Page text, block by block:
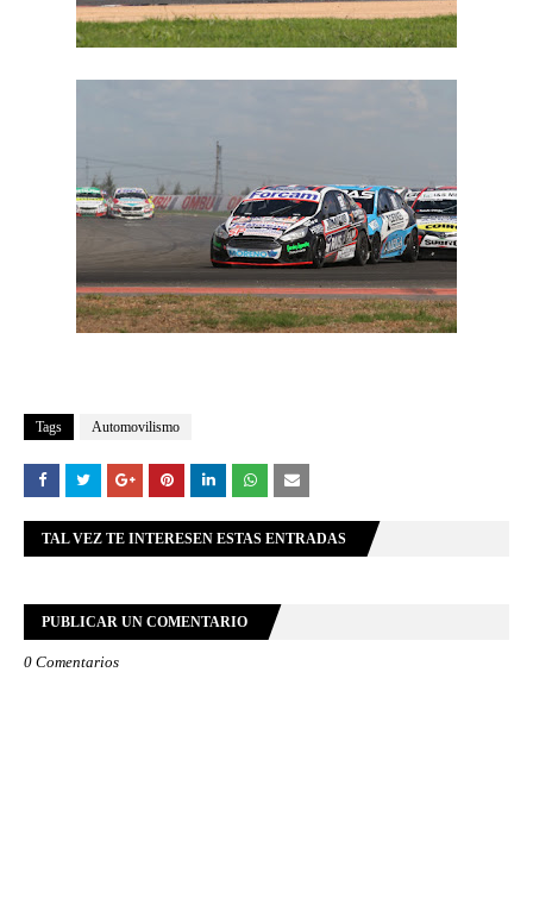
Tags Automovilismo
TAL VEZ TE INTERESEN ESTAS ENTRADAS
PUBLICAR UN COMENTARIO
0 Comentarios